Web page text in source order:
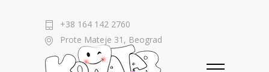
+38 164 142 2760
Prote Mateje 31, Beograd